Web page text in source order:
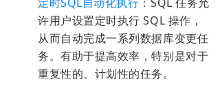
许用户设置定时执行 SQL 操作，
从而自动完成一系列数据库变更任
务。有助于提高效率，特别是对于
重复性的、计划性的任务。